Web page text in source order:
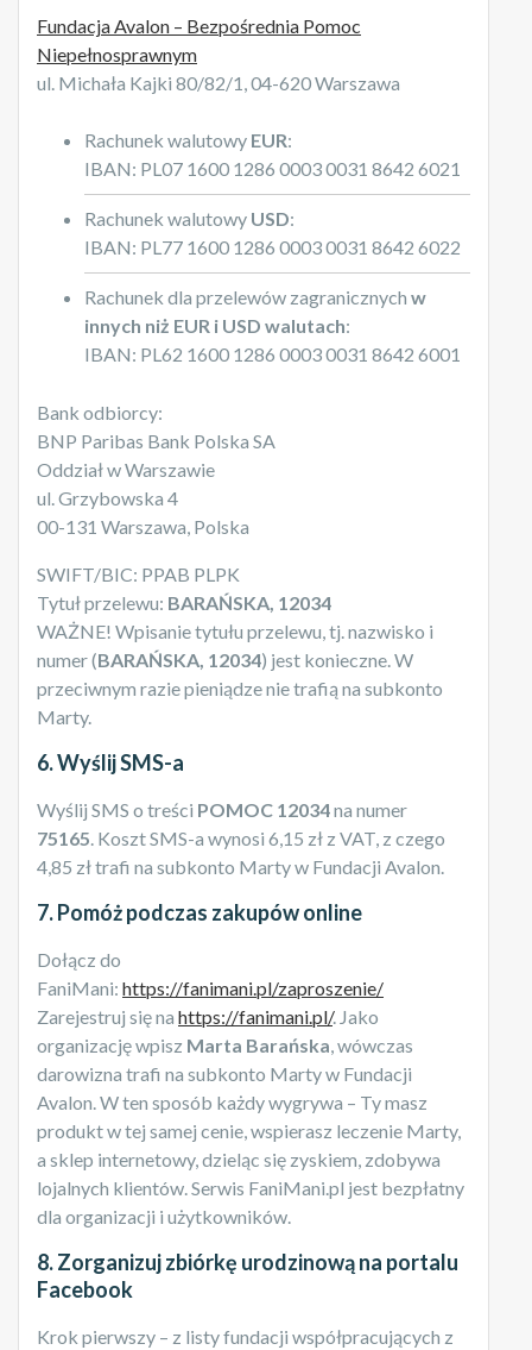
Fundacja Avalon – Bezpośrednia Pomoc
Niepełnosprawnym
ul. Michała Kajki 80/82/1, 04-620 Warszawa
Rachunek walutowy EUR:
IBAN: PL07 1600 1286 0003 0031 8642 6021
Rachunek walutowy USD:
IBAN: PL77 1600 1286 0003 0031 8642 6022
Rachunek dla przelewów zagranicznych w
innych niż EUR i USD walutach:
IBAN: PL62 1600 1286 0003 0031 8642 6001
Bank odbiorcy:
BNP Paribas Bank Polska SA
Oddział w Warszawie
ul. Grzybowska 4
00-131 Warszawa, Polska
SWIFT/BIC: PPAB PLPK
Tytuł przelewu: BARAŃSKA, 12034
WAŻNE! Wpisanie tytułu przelewu, tj. nazwisko i
numer (BARAŃSKA, 12034) jest konieczne. W
przeciwnym razie pieniądze nie trafią na subkonto
Marty.
6. Wyślij SMS-a
Wyślij SMS o treści POMOC 12034na numer
75165. Koszt SMS-a wynosi 6,15 zł z VAT, z czego
4,85 zł trafi na subkonto Marty w Fundacji Avalon.
7. Pomóż podczas zakupów online
Dołącz do
FaniMani: https://fanimani.pl/zaproszenie/
Zarejestruj się na https://fanimani.pl/. Jako
organizację wpisz Marta Barańska, wówczas
darowizna trafi na subkonto Marty w Fundacji
Avalon. W ten sposób każdy wygrywa – Ty masz
produkt w tej samej cenie, wspierasz leczenie Marty,
a sklep internetowy, dzieląc się zyskiem, zdobywa
lojalnych klientów. Serwis FaniMani.pl jest bezpłatny
dla organizacji i użytkowników.
8. Zorganizuj zbiórkę urodzinową na portalu
Facebook
Krok pierwszy – z listy fundacji współpracujących z